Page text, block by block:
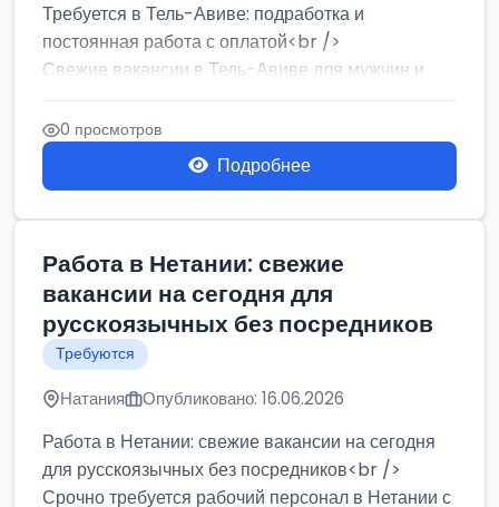
Требуется в Тель-Авиве: подработка и
постоянная работа с оплатой<br />
Свежие вакансии в Тель-Авиве для мужчин и
женщин от хозя...
0 просмотров
Подробнее
Работа в Нетании: свежие
вакансии на сегодня для
русскоязычных без посредников
Требуются
Натания Опубликовано: 16.06.2026
Работа в Нетании: свежие вакансии на сегодня
для русскоязычных без посредников<br />
Срочно требуется рабочий персонал в Нетании с